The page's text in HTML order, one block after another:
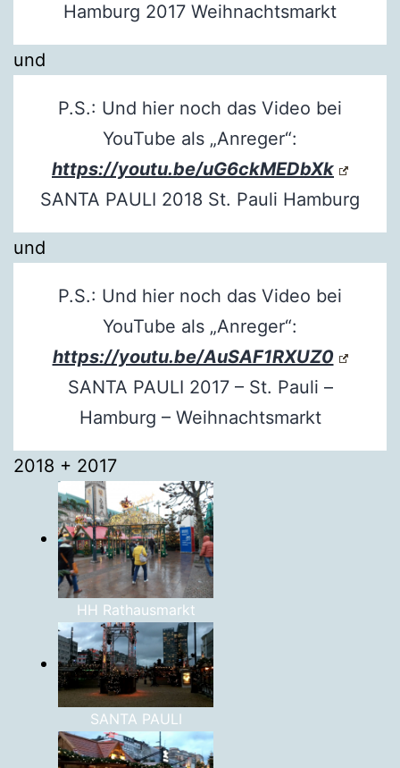
Hamburg 2017 Weihnachtsmarkt
und
P.S.: Und hier noch das Video bei
YouTube als „Anreger“:
https://youtu.be/uG6ckMEDbXk
SANTA PAULI 2018 St. Pauli Hamburg
und
P.S.: Und hier noch das Video bei
YouTube als „Anreger“:
https://youtu.be/AuSAF1RXUZ0
SANTA PAULI 2017 – St. Pauli –
Hamburg – Weihnachtsmarkt
2018 + 2017
HH Rathausmarkt
SANTA PAULI